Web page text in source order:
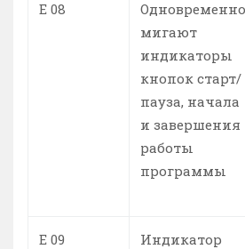
Е 08
Одновременно
мигают
индикаторы
кнопок старт/
пауза, начала
и завершения
работы
программы
Е 09
Индикатор